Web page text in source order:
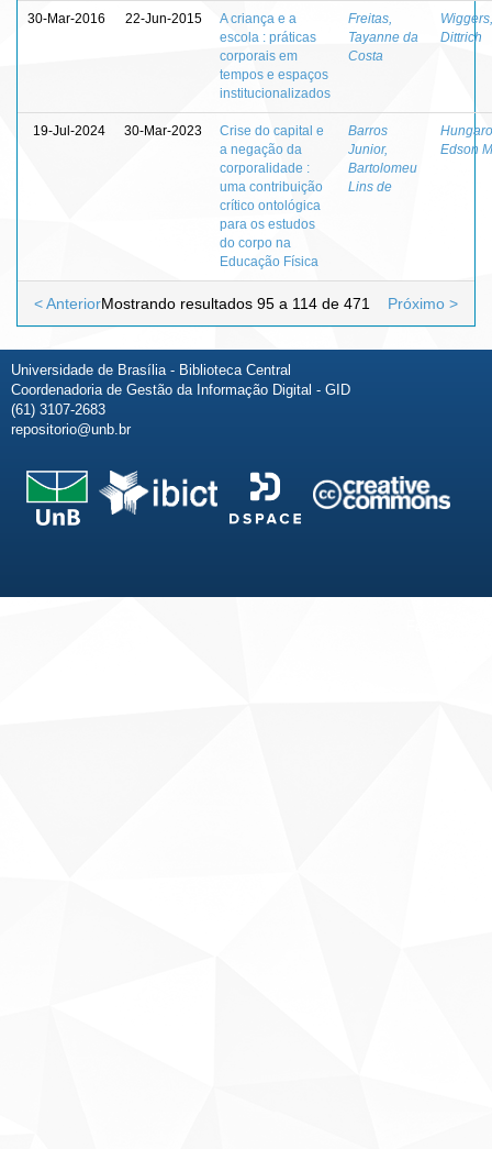
30-Mar-2016 22-Jun-2015
A criança e a
escola : práticas
corporais em
tempos e espaços
institucionalizados
Freitas,
Tayanne da
Costa
Dittrich
19-Jul-2024 30-Mar-2023
Crise do capital e
a negação da
corporalidade :
uma contribuição
crítico ontológica
para os estudos
do corpo na
Educação Física
Barros
Junior,
Bartolomeu
Lins de
Edson
Mostrando resultados 95 a 114 de 471
< Anterior Próximo >
Universidade de Brasília - Biblioteca Central
Coordenadoria de Gestão da Informação Digital - GID
(61) 3107-2683
repositorio@unb.br